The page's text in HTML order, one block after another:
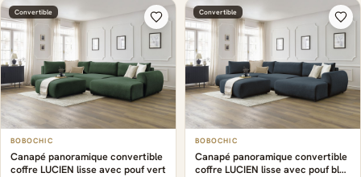
Convertible
BOBOCHIC
Canapé panoramique convertible
coffre LUCIEN lisse avec pouf vert
Convertible
BOBOCHIC
Canapé panoramique convertible
coffre LUCIEN lisse avec pouf bleu